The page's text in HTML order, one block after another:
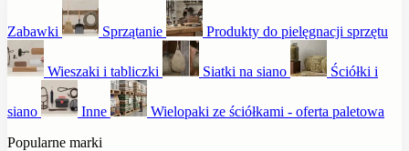
Zabawki Sprzątanie Produkty do pielęgnacji sprzętu
Wieszaki i tabliczki Siatki na siano Ściółki i
siano Inne
Wielopaki ze ściółkami - oferta paletowa
Popularne marki